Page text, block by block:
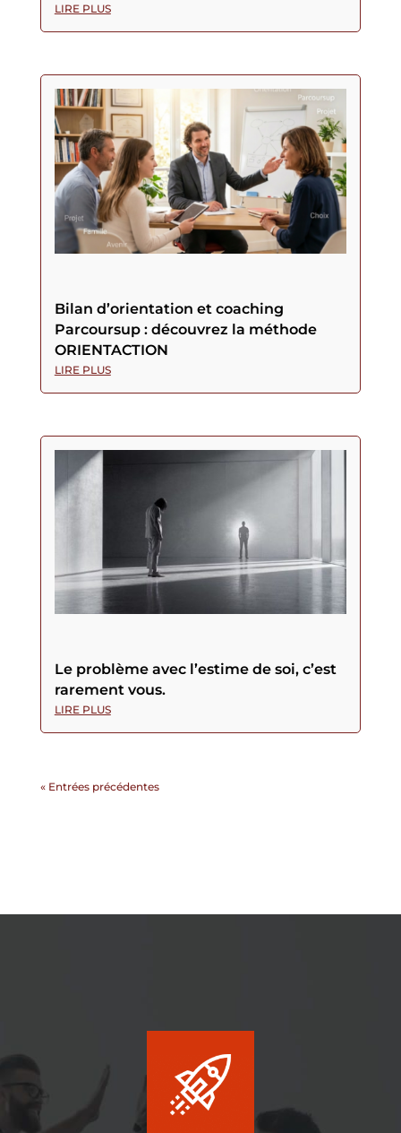
LIRE PLUS
Bilan d’orientation et coaching
Parcoursup : découvrez la méthode
ORIENTACTION
LIRE PLUS
Le problème avec l’estime de soi, c’est
rarement vous.
LIRE PLUS
« Entrées précédentes